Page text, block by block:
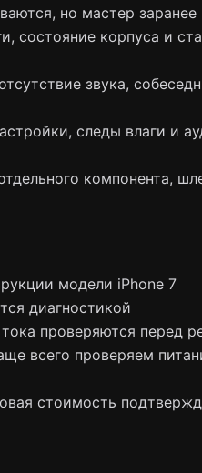
но мастер
состояние корпуса и
звука,
следы влаги и
компонента,
модели iPhone 7
диагностикой
проверяются перед
всего проверяем
стоимость